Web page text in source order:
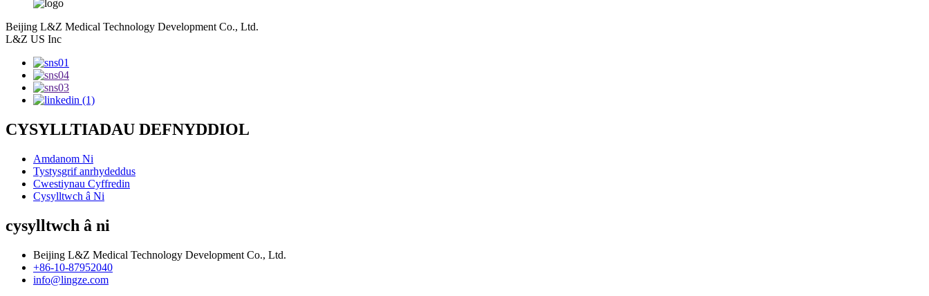
Beijing L&Z Medical Technology Development Co., Ltd.
L&Z US Inc
CYSYLLTIADAU DEFNYDDIOL
Amdanom Ni
Tystysgrif anrhydeddus
Cwestiynau Cyffredin
Cysylltwch â Ni
cysylltwch â ni
Beijing L&Z Medical Technology Development Co., Ltd.
+86-10-87952040
info@lingze.com